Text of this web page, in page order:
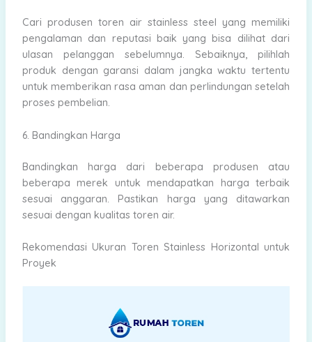
Cari produsen toren air stainless steel yang memiliki
pengalaman dan reputasi baik yang bisa dilihat dari
ulasan pelanggan sebelumnya. Sebaiknya, pilihlah
produk dengan garansi dalam jangka waktu tertentu
untuk memberikan rasa aman dan perlindungan setelah
proses pembelian.
6. Bandingkan Harga
Bandingkan harga dari beberapa produsen atau
beberapa merek untuk mendapatkan harga terbaik
sesuai anggaran. Pastikan harga yang ditawarkan
sesuai dengan kualitas toren air.
Rekomendasi Ukuran Toren Stainless Horizontal untuk
Proyek